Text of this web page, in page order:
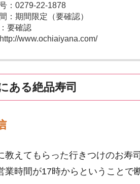
：0279-22-1878
：期間限定（要確認）
要確認
www.ochiaiyana.com/
ある絶品寿司
教えてもらった行きつけのお寿
業時間が17時からということで